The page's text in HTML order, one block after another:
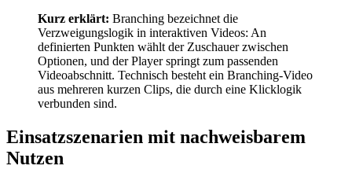
Kurz erklärt: Branching bezeichnet die
Verzweigungslogik in interaktiven Videos: An
definierten Punkten wählt der Zuschauer zwischen
Optionen, und der Player springt zum passenden
Videoabschnitt. Technisch besteht ein Branching-Video
aus mehreren kurzen Clips, die durch eine Klicklogik
verbunden sind.
Einsatzszenarien mit nachweisbarem
Nutzen